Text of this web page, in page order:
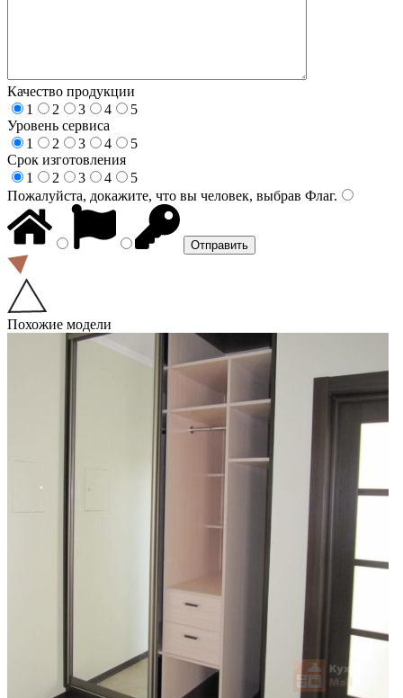
Качество продукции
1
2 3 4
5
Уровень сервиса
1
2 3 4
5
Срок изготовления
1
2 3 4
5
Пожалуйста, докажите, что вы человек, выбрав Флаг.
Похожие модели